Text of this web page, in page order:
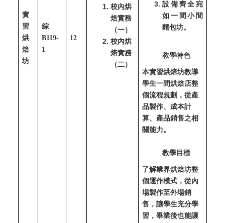
實
習
烘
焙
坊
綜
B119-
1
12
校內烘
焙實務
（一）
校內烘
焙實務
（二）
設備齊全宛
如一間小間
麵包坊。
教學特色
本實習烘焙坊教導
學生一間烘焙店整
個流程規劃，從產
品製作、成本計
算、產品銷售之相
關能力。
教學目標
了解業界烘焙坊整
個運作模式，從內
場製作至外場銷
售，讓學生充分學
習，畢業後也能讓